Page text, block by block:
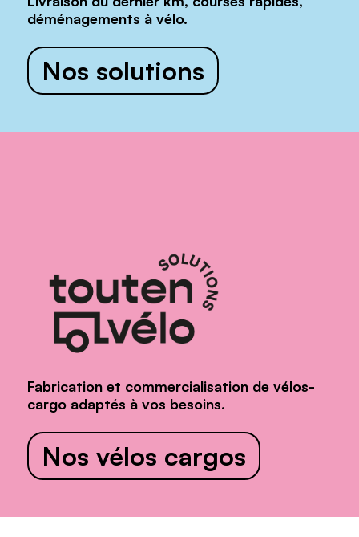
déménagements à vélo.
Nos solutions
Fabrication et commercialisation de vélos-
cargo adaptés à vos besoins.
Nos vélos cargos